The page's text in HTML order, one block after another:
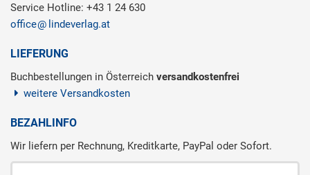
Service Hotline: +43 1 24 630
office
lindeverlag.at
LIEFERUNG
Buchbestellungen in Österreich versandkostenfrei
weitere Versandkosten
BEZAHLINFO
Wir liefern per Rechnung, Kreditkarte, PayPal oder Sofort.